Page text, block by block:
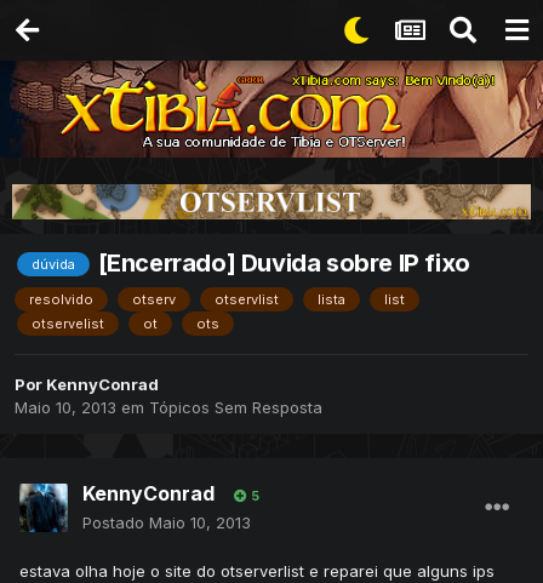
dúvida [Encerrado] Duvida sobre IP fixo
resolvido otserv otservlist lista
list
otservelist
ot ots
Por KennyConrad
Maio 10, 2013 em Tópicos Sem Resposta
KennyConrad 5
Postado Maio 10, 2013
estava olha hoje o site do otserverlist e reparei que alguns ips